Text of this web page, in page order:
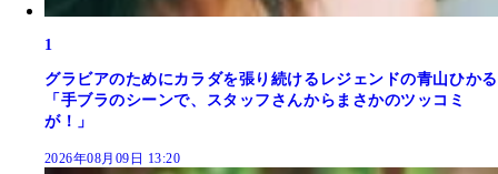
1
グラビアのためにカラダを張り続けるレジェンドの青山ひかる
「手ブラのシーンで、スタッフさんからまさかのツッコミ
が！」
2026年08月09日 13:20